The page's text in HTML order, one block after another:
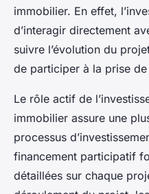
immobilier. En effet,
d’interagir directement
suivre l’évolution du
de participer à la prise
Le rôle actif de
immobilier assure une
processus
financement participatif
détaillées sur chaque